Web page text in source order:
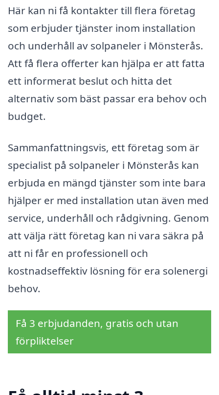
Här kan ni få kontakter till flera företag
som erbjuder tjänster inom installation
och underhåll av solpaneler i Mönsterås.
Att få flera offerter kan hjälpa er att fatta
ett informerat beslut och hitta det
alternativ som bäst passar era behov och
budget.
Sammanfattningsvis, ett företag som är
specialist på solpaneler i Mönsterås kan
erbjuda en mängd tjänster som inte bara
hjälper er med installation utan även med
service, underhåll och rådgivning. Genom
att välja rätt företag kan ni vara säkra på
att ni får en professionell och
kostnadseffektiv lösning för era solenergi
behov.
Få 3 erbjudanden, gratis och utan
förpliktelser